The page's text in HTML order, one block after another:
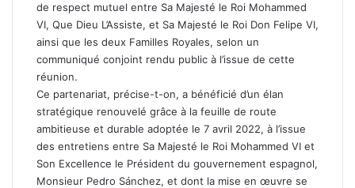
de respect mutuel entre Sa Majesté le Roi Mohammed
VI, Que Dieu L’Assiste, et Sa Majesté le Roi Don Felipe VI,
ainsi que les deux Familles Royales, selon un
communiqué conjoint rendu public à l’issue de cette
réunion.
Ce partenariat, précise-t-on, a bénéficié d’un élan
stratégique renouvelé grâce à la feuille de route
ambitieuse et durable adoptée le 7 avril 2022, à l’issue
des entretiens entre Sa Majesté le Roi Mohammed VI et
Son Excellence le Président du gouvernement espagnol,
Monsieur Pedro Sánchez, et dont la mise en œuvre se